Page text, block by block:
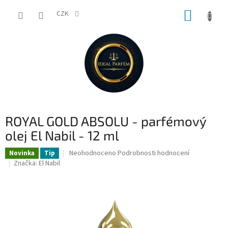
CZK
ROYAL GOLD ABSOLU - parfémový
olej El Nabil - 12 ml
Novinka Tip
Průměrné
hvězdiček.
Neohodnoceno Podrobnosti hodnocení
Značka: El Nabil